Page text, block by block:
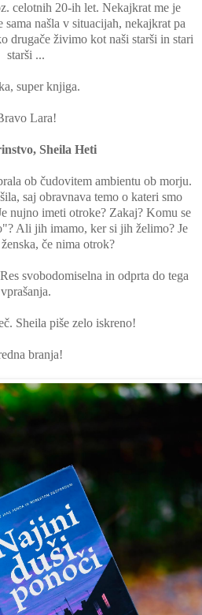
celotnih 20-ih let. Nekajkrat me je
sama našla v situacijah, nekajkrat pa
drugače živimo kot naši starši in stari
starši ...
super knjiga.
Lara!
Sheila Heti
ob čudovitem ambientu ob morju.
saj obravnava temo o kateri smo
nujno imeti otroke? Zakaj? Komu se
Ali jih imamo, ker si jih želimo? Je
če nima otrok?
svobodomiselna in odprta do tega
vprašanja.
Sheila piše zelo iskreno!
branja!